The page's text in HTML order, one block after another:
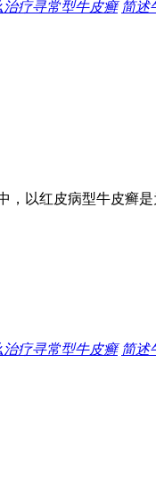
治疗寻常型牛皮癣 简述
，以红皮病型牛皮癣
治疗寻常型牛皮癣 简述